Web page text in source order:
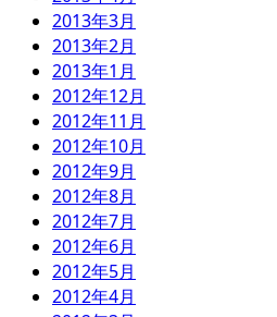
2013年3月
2013年2月
2013年1月
2012年12月
2012年11月
2012年10月
2012年9月
2012年8月
2012年7月
2012年6月
2012年5月
2012年4月